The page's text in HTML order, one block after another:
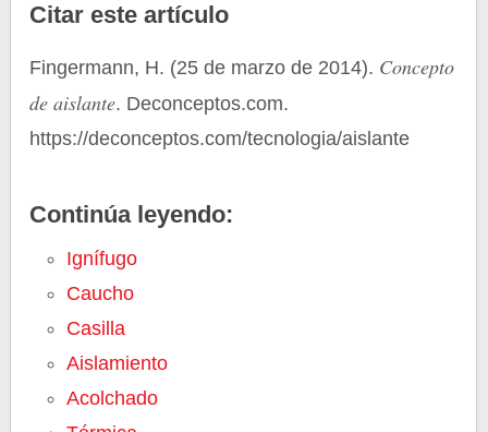
Citar este artículo
Fingermann, H. (25 de marzo de 2014). Concepto
de aislante. Deconceptos.com.
https://deconceptos.com/tecnologia/aislante
Continúa leyendo:
Ignífugo
Caucho
Casilla
Aislamiento
Acolchado